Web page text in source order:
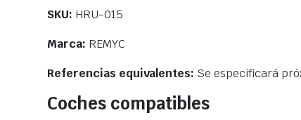
SKU: HRU-015
Marca: REMYC
Referencias equivalentes: Se especificará
Coches compatibles